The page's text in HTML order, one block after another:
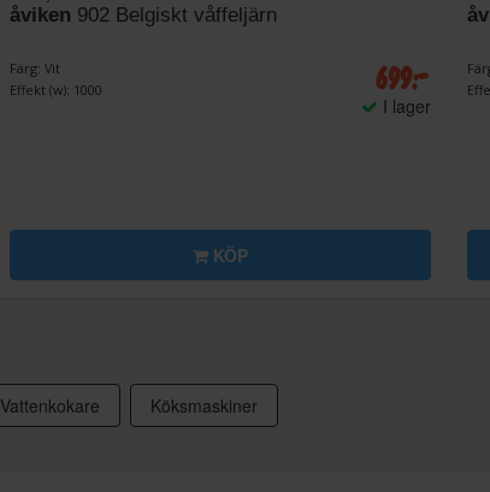
åviken 902 Belgiskt våffeljärn
Färg: Vit
Effekt (w): 1000
699:-
I lager
KÖP
Vattenkokare Köksmaskiner